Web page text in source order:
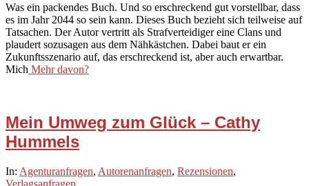
Was ein packendes Buch. Und so erschreckend gut vorstellbar, dass
es im Jahr 2044 so sein kann. Dieses Buch bezieht sich teilweise auf
Tatsachen. Der Autor vertritt als Strafverteidiger eine Clans und
plaudert sozusagen aus dem Nähkästchen. Dabei baut er ein
Zukunftsszenario auf, das erschreckend ist, aber auch erwartbar.
Mich Mehr davon?
Mein Umweg zum Glück – Cathy
Hummels
2020-
10-
In: Agenturanfragen, Autorenanfragen, Rezensionen,
Verlagsanfragen